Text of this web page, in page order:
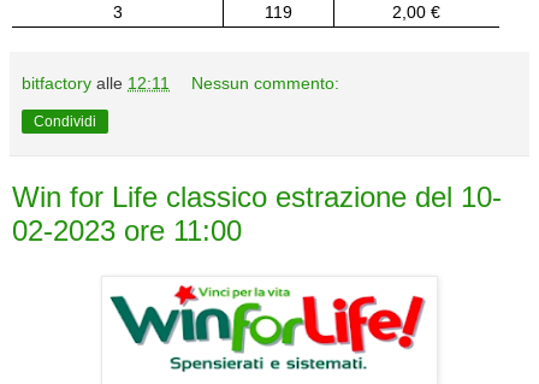
3
119 2,00 €
bitfactory alle 12:11 Nessun commento:
Condividi
Win for Life classico estrazione del 10-
02-2023 ore 11:00